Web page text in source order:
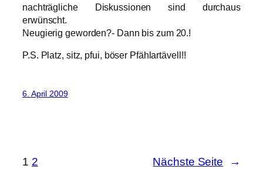
nachträgliche Diskussionen sind durchaus
erwünscht.
Neugierig geworden?- Dann bis zum 20.!
P.S. Platz, sitz, pfui, böser Pfählartävell!!
6. April 2009
1 2 Nächste Seite →